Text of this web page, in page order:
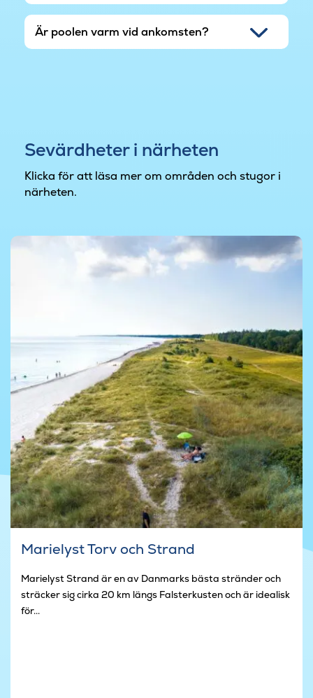
Är poolen varm vid ankomsten?
Sevärdheter i närheten
Klicka för att läsa mer om områden och stugor i
närheten.
Marielyst Torv och Strand
Marielyst Strand är en av Danmarks bästa stränder och
sträcker sig cirka 20 km längs Falsterkusten och är idealisk
för...